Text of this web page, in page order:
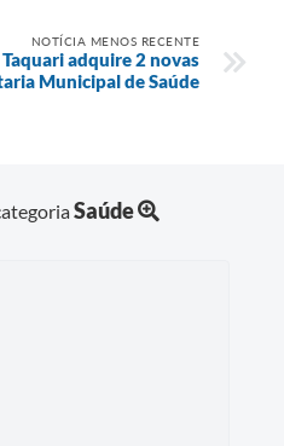
NOTÍCIA MENOS RECENTE
adquire 2 novas
Municipal de Saúde
Saúde